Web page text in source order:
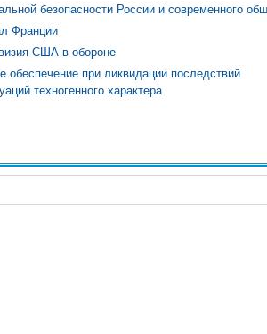
безопасности России и современного
Франции
США в обороне
обеспечение при ликвидации последствий
техногенного характера